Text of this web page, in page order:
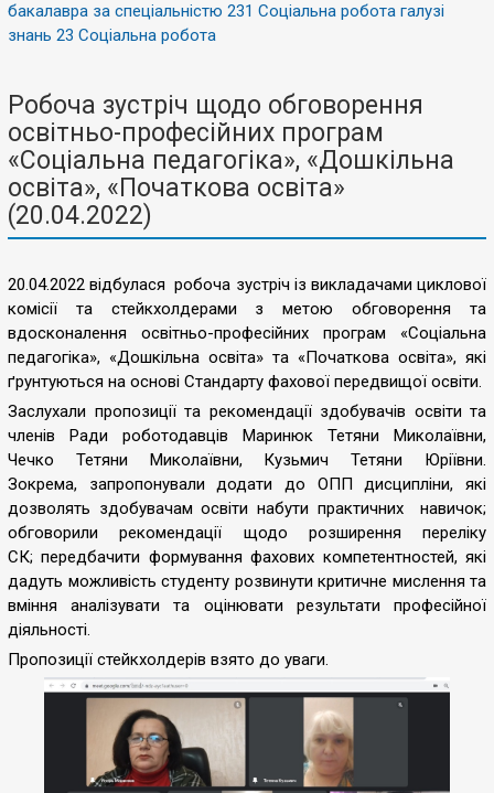
бакалавра за спеціальністю 231 Соціальна робота галузі
знань 23 Соціальна робота
Робоча зустріч щодо обговорення
освітньо-професійних програм
«Соціальна педагогіка», «Дошкільна
освіта», «Початкова освіта»
(20.04.2022)
20.04.2022 відбулася робоча зустріч із викладачами циклової
комісії та стейкхолдерами з метою обговорення та
вдосконалення освітньо-професійних програм «Соціальна
педагогіка», «Дошкільна освіта» та «Початкова освіта», які
ґрунтуються на основі Стандарту фахової передвищої освіти.
Заслухали пропозиції та рекомендації здобувачів освіти та
членів Ради роботодавців Маринюк Тетяни Миколаївни,
Чечко Тетяни Миколаївни, Кузьмич Тетяни Юріївни.
Зокрема, запропонували додати до ОПП дисципліни, які
дозволять здобувачам освіти набути практичних навичок;
обговорили рекомендації щодо розширення переліку
СК; передбачити формування фахових компетентностей, які
дадуть можливість студенту розвинути критичне мислення та
вміння аналізувати та оцінювати результати професійної
діяльності.
Пропозиції стейкхолдерів взято до уваги.